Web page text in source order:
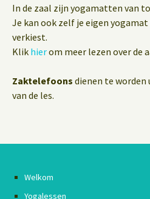
In de zaal zijn yogamatten van
Je kan ook zelf je eigen
verkiest.
Klik hierom meer lezen over de
Zaktelefoons dienen te worden
van de les.
Welkom
Yogalessen